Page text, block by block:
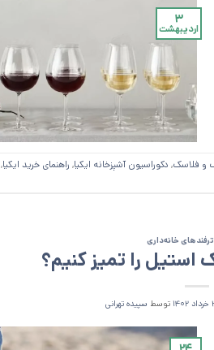
۳
اردیبهشت
و فلاسک, دکوراسیون آشپزخانه ایکیا, راهنمای خرید ایکیا,
خانه‌داری
را تمیز کنیم؟
توسط سپیده تهرانی